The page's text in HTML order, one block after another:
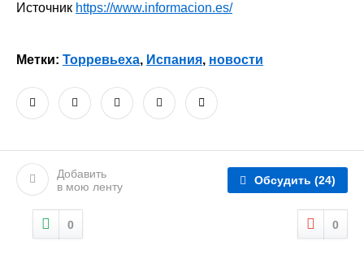
Источник https://www.informacion.es/
Метки: Торревьеха, Испания, новости
Добавить
в мою ленту
Обсудить (24)
0 0